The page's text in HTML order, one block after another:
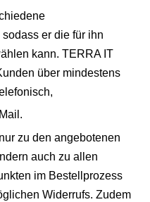
er die für ihn
kann. TERRA IT
über mindestens
zu den angebotenen
auch zu allen
im Bestellprozess
Widerrufs. Zudem